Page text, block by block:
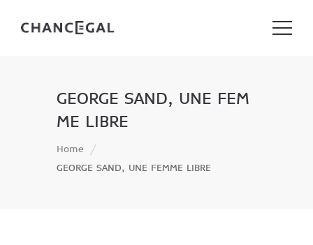
GEORGE SAND, UNE FEM
ME LIBRE
Home
GEORGE SAND, UNE FEMME LIBRE